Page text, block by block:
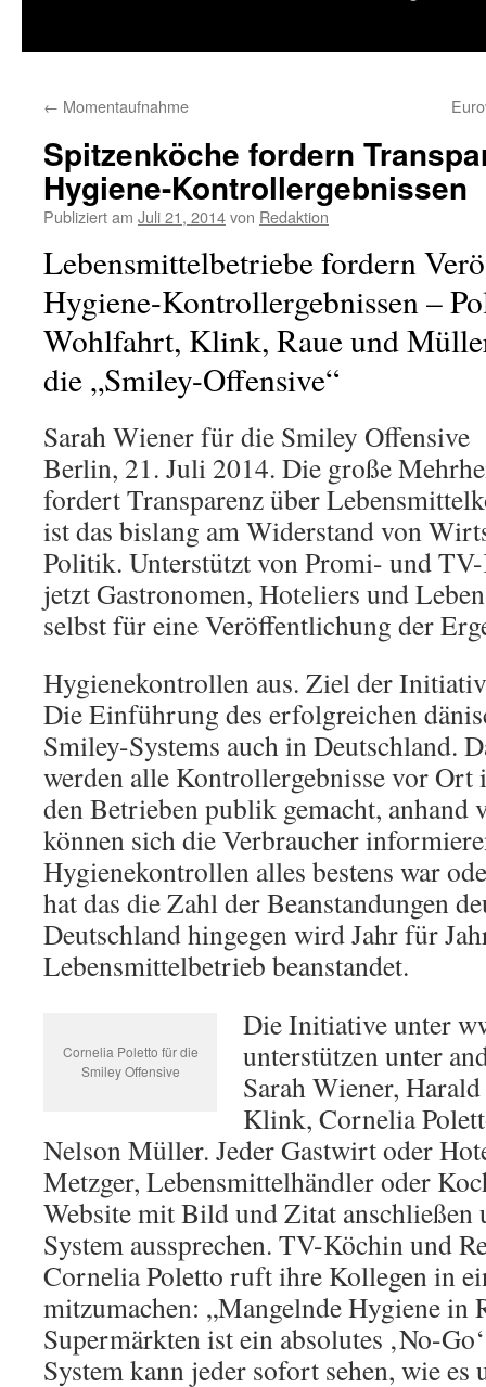
← Momentaufnahme
Spitzenköche fordern
Hygiene-Kontrollergebnissen
Publiziert am Juli 21, 2014von Redaktion
Lebensmittelbetriebe fordern
Hygiene-Kontrollergebnissen –
Wohlfahrt, Klink, Raue und
die „Smiley-Offensive“
Sarah Wiener für die Smiley Offensive
Berlin, 21. Juli 2014. Die große
fordert Transparenz über
ist das bislang am Widerstand von
Politik. Unterstützt von Promi- und
jetzt Gastronomen, Hoteliers und
selbst für eine Veröffentlichung der
Hygienekontrollen aus. Ziel der
Die Einführung des erfolgreichen
Smiley-Systems auch in Deutschland.
werden alle Kontrollergebnisse vor Ort
den Betrieben publik gemacht, anhand
können sich die Verbraucher
Hygienekontrollen alles bestens war
hat das die Zahl der Beanstandungen
Deutschland hingegen wird Jahr für
Lebensmittelbetrieb beanstandet.
Cornelia Poletto für die
Smiley Offensive
Die Initiative unter
unterstützen unter
Sarah Wiener,
Klink, Cornelia
Nelson Müller. Jeder Gastwirt oder
Metzger, Lebensmittelhändler oder
Website mit Bild und Zitat anschließen
System aussprechen. TV-Köchin und
Cornelia Poletto ruft ihre Kollegen in
mitzumachen: „Mangelnde Hygiene in
Supermärkten ist ein absolutes ‚No-
System kann jeder sofort sehen, wie